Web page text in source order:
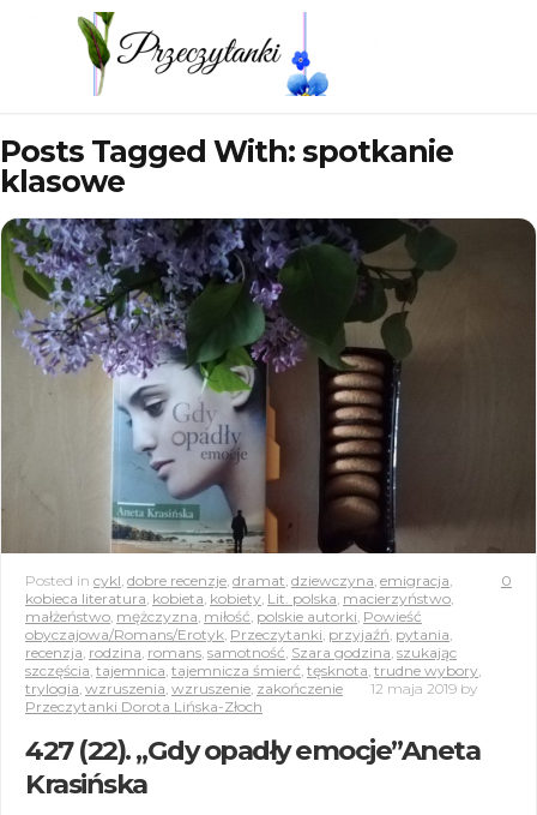
Posts Tagged With: spotkanie
klasowe
0
Posted in cykl dobre recenzje dramat dziewczyna emigracja
kobieca literatura kobieta kobiety Lit. polska macierzyństwo
małżeństwo mężczyzna miłość polskie autorki Powieść
obyczajowa/Romans/Erotyk Przeczytanki przyjaźń pytania
recenzja rodzina romans samotność Szara godzina szukając
szczęścia tajemnica tajemnicza śmierć tęsknota trudne wybory
trylogia wzruszenia wzruszenie zakończenie 12 maja 2019 by
Przeczytanki Dorota Lińska-Złoch
427 (22). „Gdy opadły emocje”Aneta
Krasińska